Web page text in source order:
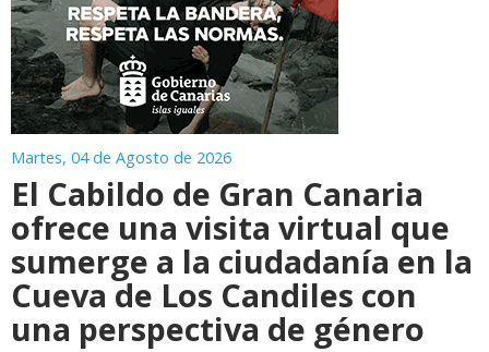
Martes, 04 de Agosto de 2026
El Cabildo de Gran Canaria
ofrece una visita virtual que
sumerge a la ciudadanía en la
Cueva de Los Candiles con
una perspectiva de género